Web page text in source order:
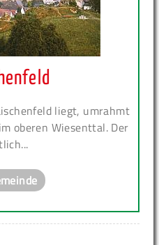
liegt, umrahmt
oberen Wiesenttal. Der